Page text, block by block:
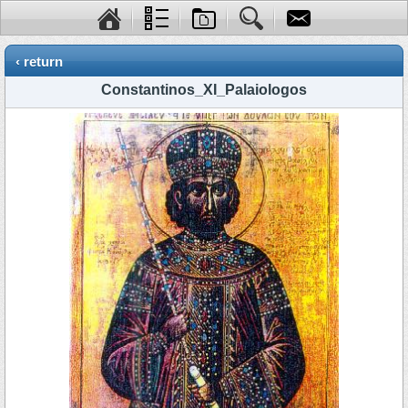
‹ return
Constantinos_XI_Palaiologos